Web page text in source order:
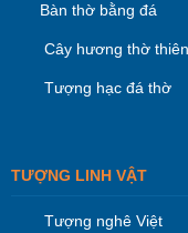
Bàn thờ bằng đá
Cây hương thờ thiên
Tượng hạc đá thờ
TƯỢNG LINH VẬT
Tượng nghê Việt